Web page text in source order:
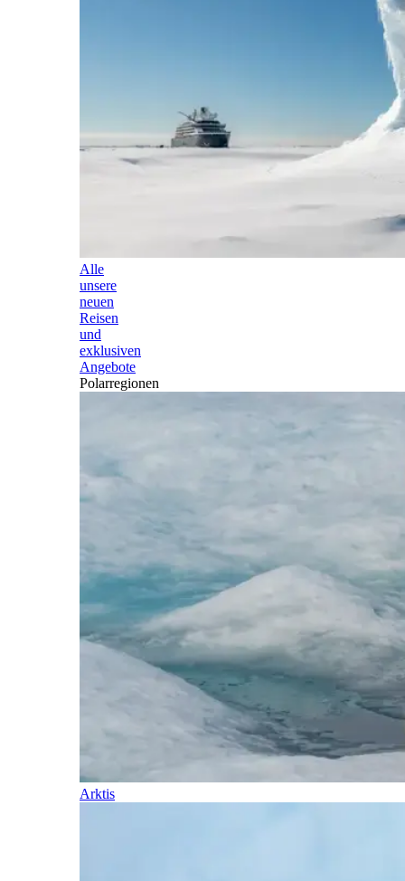
Alle
unsere
neuen
Reisen
und
exklusiven
Angebote
Polarregionen
Arktis